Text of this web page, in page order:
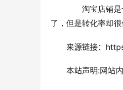
淘宝店铺是十
了，但是转化率却
来源链接：
本站声明:网站